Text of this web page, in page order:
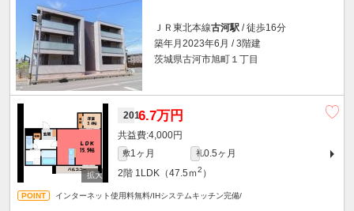
ＪＲ東北本線古河駅 / 徒歩16分
築年月2023年6月 / 3階建
茨城県古河市旭町１丁目
2016.7万円
4,000円
敷1ヶ月 礼0.5ヶ月
2階 1LDK（47.5ｍ2 ）
インターネット使用料無料/IHシステムキッチン完備/